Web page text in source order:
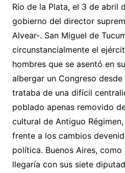
Río de la Plata, el 3 de abril
gobierno del director
Alvear-. San Miguel de
circunstancialmente el
hombres que se asentó en
albergar un Congreso desde
trataba de una difícil
poblado apenas removido
cultural de Antiguo
frente a los cambios
política. Buenos Aires,
llegaría con sus siete